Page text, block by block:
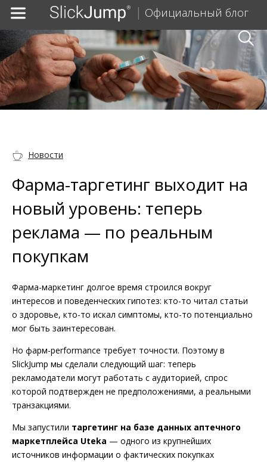
Официальный блог
Новости
Фарма-таргетинг выходит на
новый уровень: теперь
реклама — по реальным
покупкам
Фарма-маркетинг долгое время строился вокруг
интересов и поведенческих гипотез: кто-то читал статьи
о здоровье, кто-то искал симптомы, кто-то потенциально
мог быть заинтересован.
Но фарм-performance требует точности. Поэтому в
SlickJump мы сделали следующий шаг: теперь
рекламодатели могут работать с аудиторией, спрос
которой подтвержден не предположениями, а реальными
транзакциями.
Мы запустили таргетинг на базе данных аптечного
маркетплейса Uteka — одного из крупнейших
источников информации о фактических покупках